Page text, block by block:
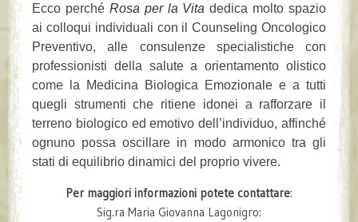
Ecco perché Rosa per la Vita dedica molto spazio
ai colloqui individuali con il Counseling Oncologico
Preventivo, alle consulenze specialistiche con
professionisti della salute a orientamento olistico
come la Medicina Biologica Emozionale e a tutti
quegli strumenti che ritiene idonei a rafforzare il
terreno biologico ed emotivo dell’individuo, affinché
ognuno possa oscillare in modo armonico tra gli
stati di equilibrio dinamici del proprio vivere.
Per maggiori informazioni potete contattare:
Sig.ra Maria Giovanna Lagonigro: